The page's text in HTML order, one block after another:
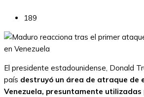
189
El presidente estadounidense, Donald
país destruyó un área de atraque de
Venezuela, presuntamente utilizadas